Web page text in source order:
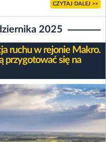
CZYTAJ DALEJ >>
2025
ruchu w rejonie Makro.
przygotować się na